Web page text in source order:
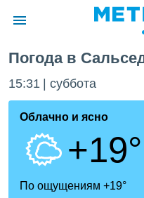
о
Вы можете
Погода в
15:31 суббота
Облачно и ясно
+19°
По ощущениям +19°